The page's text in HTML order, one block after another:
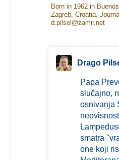
Born in 1962 in
Zagreb, Croatia.
d.pilsel@zamir.net
Drago
Papa
slučajno,
osnivanja
smatra
one koji